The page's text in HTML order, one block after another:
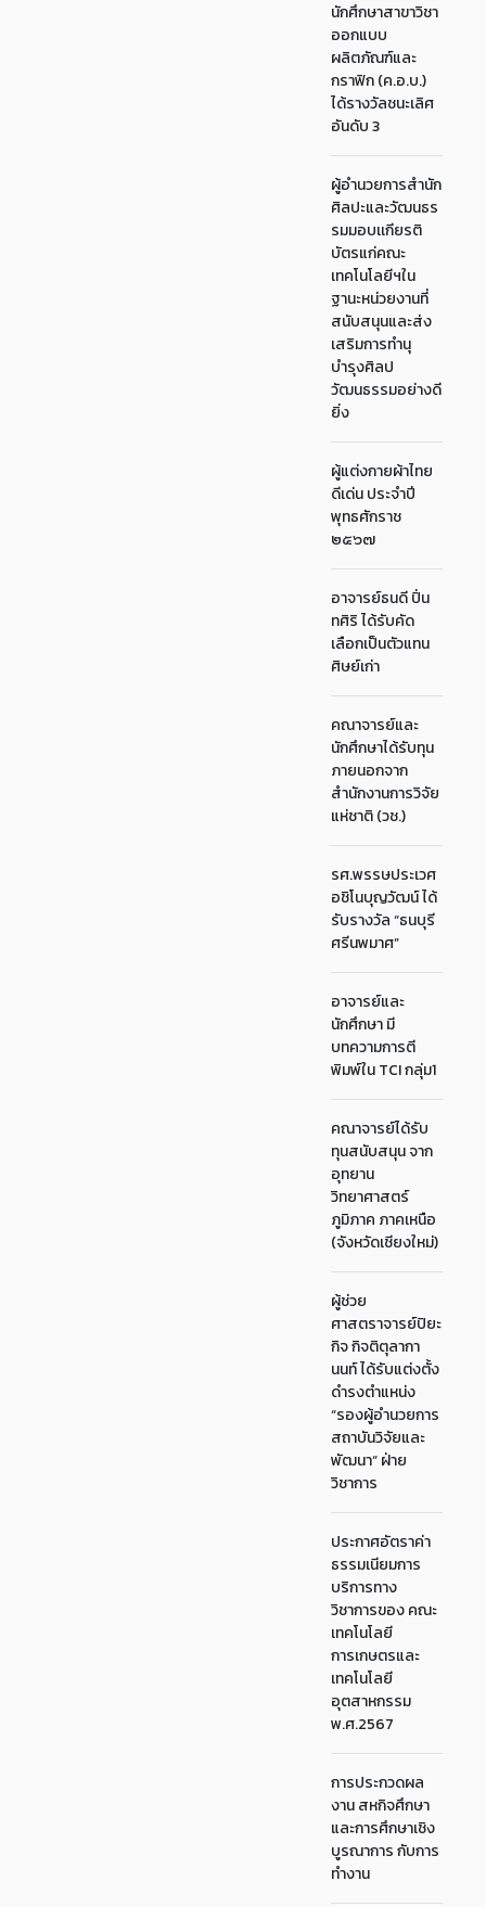
นักศึกษาสาขาวิชา
ออกแบบ
ผลิตภัณฑ์และ
กราฟิก (ค.อ.บ.)
ได้รางวัลชนะเลิศ
อันดับ 3
ผู้อำนวยการสำนัก
ศิลปะและวัฒนธร
รมมอบเเกียรติ
บัตรแก่คณะ
เทคโนโลยีฯใน
ฐานะหน่วยงานที่
สนับสนุนและส่ง
เสริมการทำนุ
บำรุงศิลป
วัฒนธรรมอย่างดี
ยิ่ง
ผู้แต่งกายผ้าไทย
ดีเด่น ประจำปี
พุทธศักราช
๒๕๖๗
อาจารย์ธนดี ปิ่น
ทศิริ ได้รับคัด
เลือกเป็นตัวแทน
ศิษย์เก่า
คณาจารย์และ
นักศึกษาได้รับทุน
ภายนอกจาก
สำนักงานการวิจัย
แห่ชาติ (วช.)
รศ.พรรษประเวศ
อชิโนบุญวัฒน์ ได้
รับรางวัล “ธนบุรี
ศรีนพมาศ”
อาจารย์และ
นักศึกษา มี
บทความการตี
พิมพ์ใน TCI กลุ่ม1
คณาจารย์ได้รับ
ทุนสนับสนุน จาก
อุทยาน
วิทยาศาสตร์
ภูมิภาค ภาคเหนือ
(จังหวัดเชียงใหม่)
ผู้ช่วย
ศาสตราจารย์ปิยะ
กิจ กิจติตุลากา
นนท์ ได้รับแต่งตั้ง
ดำรงตำแหน่ง
“รองผู้อำนวยการ
สถาบันวิจัยและ
พัฒนา“ ฝ่าย
วิชาการ
ประกาศอัตราค่า
ธรรมเนียมการ
บริการทาง
วิชาการของ คณะ
เทคโนโลยี
การเกษตรและ
เทคโนโลยี
อุตสาหกรรม
พ.ศ.2567
การประกวดผล
งาน สหกิจศึกษา
และการศึกษาเชิง
บูรณาการ กับการ
ทำงาน